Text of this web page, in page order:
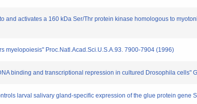
and activates a 160 kDa Ser/Thr protein kinase homologous to
myelopoiesis" Proc.Natl.Acad.Sci.U.S.A.93. 7900-7904 (1996)
binding and transcriptional repression in cultured Drosophila cells"
larval salivary gland-specific expression of the glue protein gene